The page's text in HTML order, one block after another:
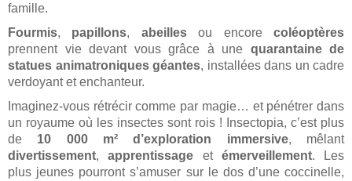
famille.
Fourmis, papillons, abeillesou encorecoléoptères
prennent vie devant vous grâce à une quarantaine de
statues animatroniques géantes, installées dans un cadre
verdoyant et enchanteur.
Imaginez-vous rétrécir comme par magie… et pénétrer dans
un royaume où les insectes sont rois ! Insectopia, c’est plus
de 10 000 m² d’exploration immersive, mêlant
divertissement,apprentissage et émerveillement. Les
plus jeunes pourront s’amuser sur le dos d’une coccinelle,